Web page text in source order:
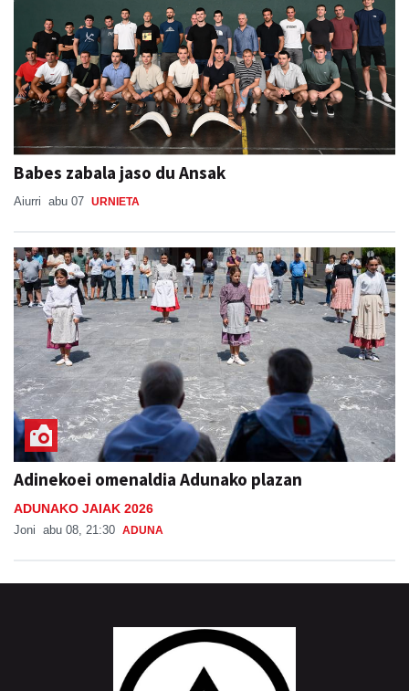
Babes zabala jaso du Ansak
Aiurri abu 07 URNIETA
Adinekoei omenaldia Adunako plazan
ADUNAKO JAIAK 2026
Joni abu 08, 21:30 ADUNA